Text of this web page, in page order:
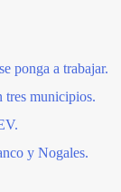
ponga a trabajar.
tres municipios.
y Nogales.